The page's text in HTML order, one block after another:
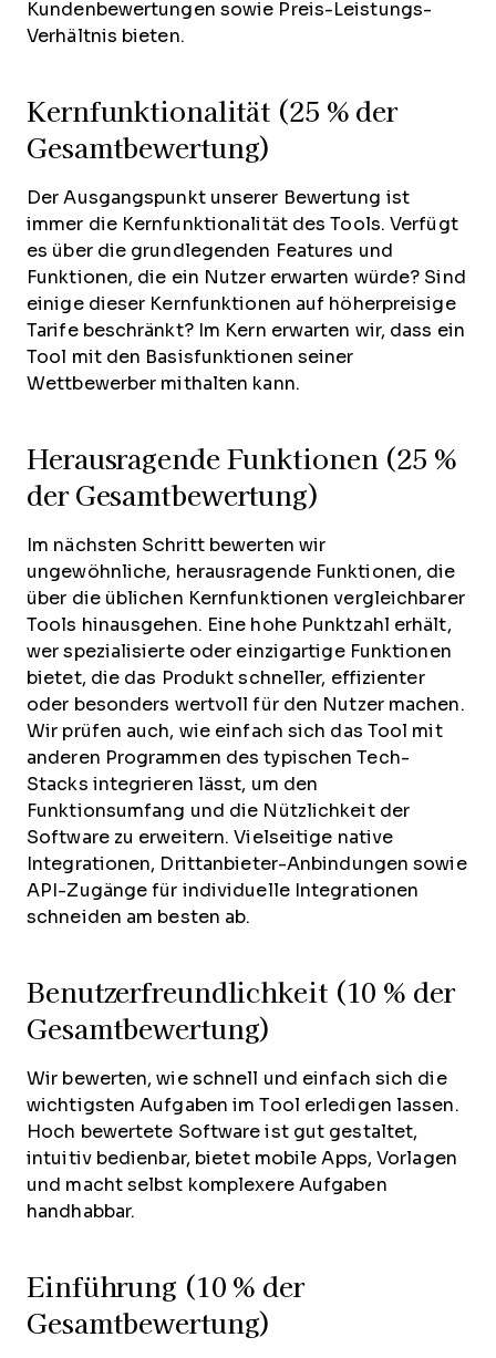
Kundenbewertungen sowie Preis-Leistungs-
Verhältnis bieten.
Kernfunktionalität (25 % der
Gesamtbewertung)
Der Ausgangspunkt unserer Bewertung ist
immer die Kernfunktionalität des Tools. Verfügt
es über die grundlegenden Features und
Funktionen, die ein Nutzer erwarten würde? Sind
einige dieser Kernfunktionen auf höherpreisige
Tarife beschränkt? Im Kern erwarten wir, dass ein
Tool mit den Basisfunktionen seiner
Wettbewerber mithalten kann.
Herausragende Funktionen (25 %
der Gesamtbewertung)
Im nächsten Schritt bewerten wir
ungewöhnliche, herausragende Funktionen, die
über die üblichen Kernfunktionen vergleichbarer
Tools hinausgehen. Eine hohe Punktzahl erhält,
wer spezialisierte oder einzigartige Funktionen
bietet, die das Produkt schneller, effizienter
oder besonders wertvoll für den Nutzer machen.
Wir prüfen auch, wie einfach sich das Tool mit
anderen Programmen des typischen Tech-
Stacks integrieren lässt, um den
Funktionsumfang und die Nützlichkeit der
Software zu erweitern. Vielseitige native
Integrationen, Drittanbieter-Anbindungen sowie
API-Zugänge für individuelle Integrationen
schneiden am besten ab.
Benutzerfreundlichkeit (10 % der
Gesamtbewertung)
Wir bewerten, wie schnell und einfach sich die
wichtigsten Aufgaben im Tool erledigen lassen.
Hoch bewertete Software ist gut gestaltet,
intuitiv bedienbar, bietet mobile Apps, Vorlagen
und macht selbst komplexere Aufgaben
handhabbar.
Einführung (10 % der
Gesamtbewertung)